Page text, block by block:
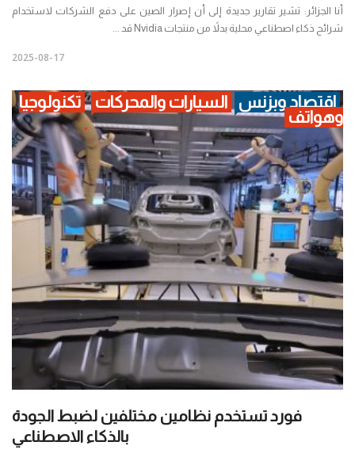
أنا الجزائر: تشير تقارير جديدة إلى أن إصرار الصين على دفع الشركات لاستخدام
شرائح ذكاء اصطناعي محلية بدلاً من منتجات Nvidia قد ...
2025-08-17
اقتصاد وبزنس السيارات والمحركات
تكنولوجيا
وهواتف
فورد تستخدم نظامين مختلفين لضبط الجودة
بالذكاء الاصطناعي